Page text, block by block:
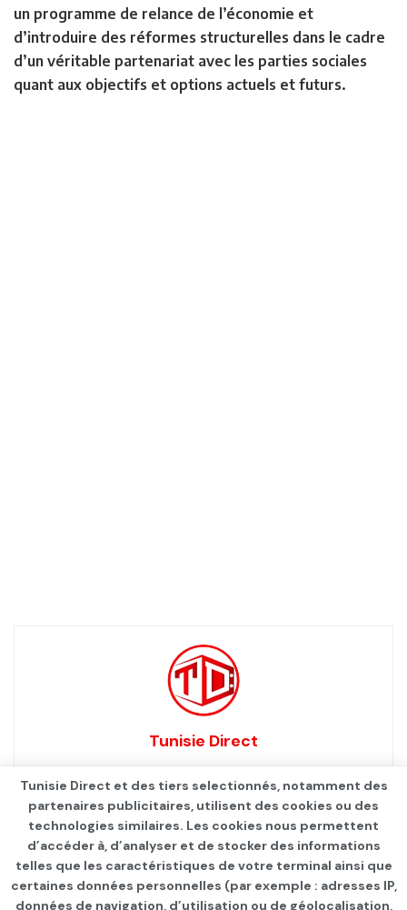
un programme de relance de l’économie et
d’introduire des réformes structurelles dans le cadre
d’un véritable partenariat avec les parties sociales
quant aux objectifs et options actuels et futurs.
Tunisie Direct
Tunisie Direct et des tiers selectionnés, notamment des
partenaires publicitaires, utilisent des cookies ou des
technologies similaires. Les cookies nous permettent
d’accéder à, d’analyser et de stocker des informations
telles que les caractéristiques de votre terminal ainsi que
certaines données personnelles (par exemple : adresses IP,
données de navigation, d’utilisation ou de géolocalisation,